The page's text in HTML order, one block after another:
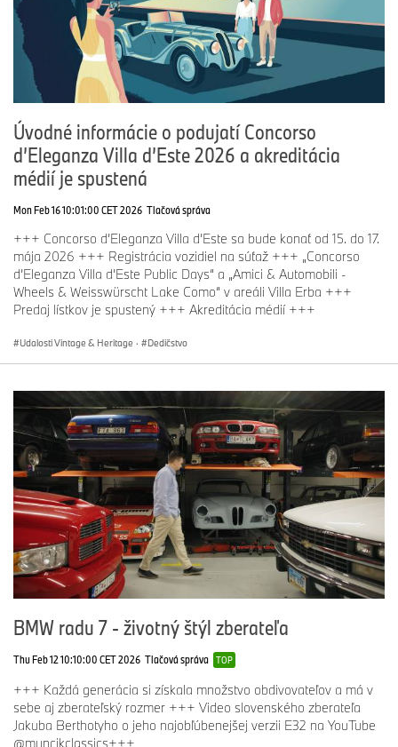
Úvodné informácie o podujatí Concorso
d’Eleganza Villa d’Este 2026 a akreditácia
médií je spustená
Mon Feb 16 10:01:00 CET 2026 Tlačová správa
+++ Concorso d’Eleganza Villa d’Este sa bude konať od 15. do 17.
mája 2026 +++ Registrácia vozidiel na súťaž +++ „Concorso
d’Eleganza Villa d’Este Public Days“ a „Amici & Automobili -
Wheels & Weisswürscht Lake Como“ v areáli Villa Erba +++
Predaj lístkov je spustený +++ Akreditácia médií +++
Udalosti Vintage & Heritage · Dedičstvo
BMW radu 7 - životný štýl zberateľa
Thu Feb 12 10:10:00 CET 2026 Tlačová správa TOP
+++ Každá generácia si získala množstvo obdivovateľov a má v
sebe aj zberateľský rozmer +++ Video slovenského zberateľa
Jakuba Berthotyho o jeho najobľúbenejšej verzii E32 na YouTube
@muncikclassics+++